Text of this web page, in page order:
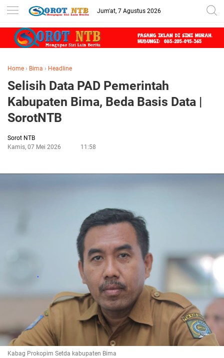
Jum'at, 7 Agustus 2026
Home › Bima › Headline
Selisih Data PAD Pemerintah
Kabupaten Bima, Beda Basis Data |
SorotNTB
Sorot NTB
Kamis, 07 Mei 2026
11:58
Kabag Prokopim Setda kabupaten Bima